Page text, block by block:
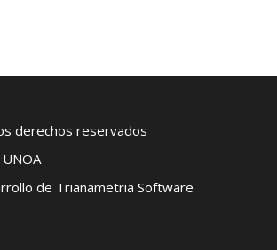
derechos reservados
de Trianametria Software